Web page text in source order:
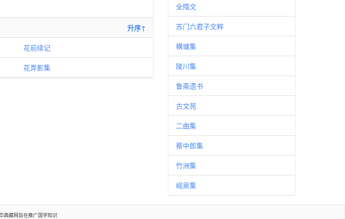
升序↑
花前续记
花弄影集
全隋文
苏门六君子文粹
横塘集
陵川集
鲁斋遗书
古文苑
二曲集
蔡中郎集
竹洲集
岘泉集
典藏网旨在推广国学知识